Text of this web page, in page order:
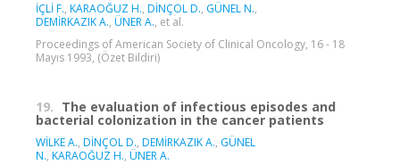
İÇLİ F., KARAOĞUZ H., DİNÇOL D., GÜNEL N.,
DEMİRKAZIK A., ÜNER A., et al.
Proceedings of American Society of Clinical Oncology, 16 - 18
Mayıs 1993, (Özet Bildiri)
19. The evaluation of infectious episodes and
bacterial colonization in the cancer patients
WİLKE A., DİNÇOL D., DEMİRKAZIK A., GÜNEL
N., KARAOĞUZ H., ÜNER A.